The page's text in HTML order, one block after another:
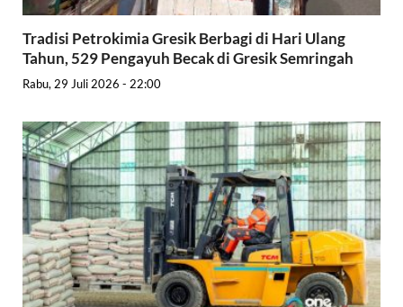
Tradisi Petrokimia Gresik Berbagi di Hari Ulang
Tahun, 529 Pengayuh Becak di Gresik Semringah
Rabu, 29 Juli 2026 - 22:00